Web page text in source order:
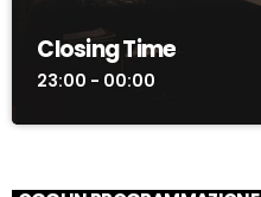
Closing Time
23:00 - 00:00